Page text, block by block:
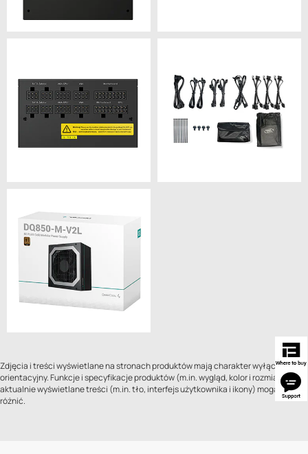
Zdjęcia i treści wyświetlane na stronach produktów mają charakter wyłącznie
orientacyjny. Funkcje i specyfikacje produktów (m.in. wygląd, kolor i rozmiar) oraz
aktualnie wyświetlane treści (m.in. tło, interfejs użytkownika i ikony) mogą się
różnić.